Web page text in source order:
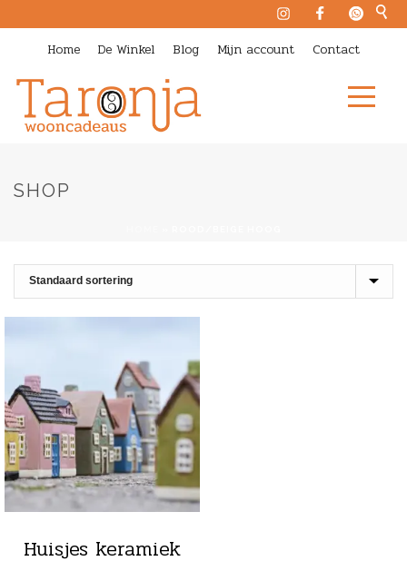
Home De Winkel Blog Mijn account Contact
SHOP
Huisjes keramiek